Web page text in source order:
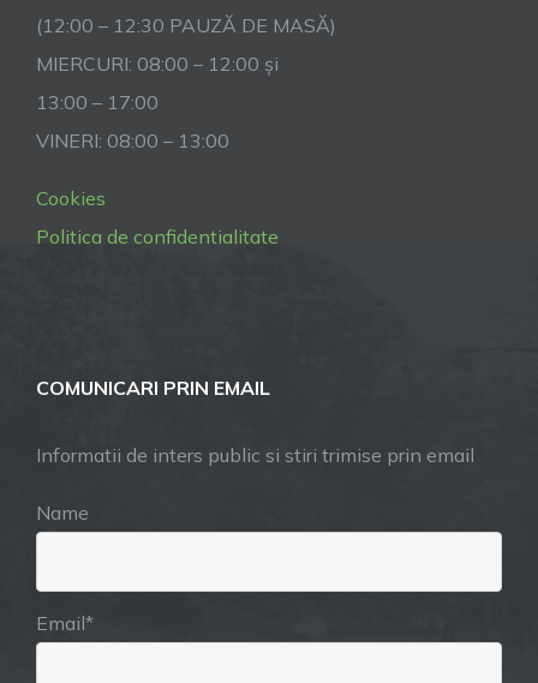
(12:00 – 12:30 PAUZĂ DE MASĂ)
MIERCURI: 08:00 – 12:00 și
13:00 – 17:00
VINERI: 08:00 – 13:00
Cookies
Politica de confidentialitate
COMUNICARI PRIN EMAIL
Informatii de inters public si stiri trimise prin email
Name
Email*